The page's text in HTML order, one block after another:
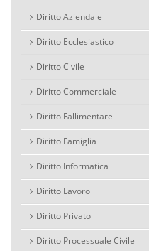
Diritto Aziendale
Diritto Ecclesiastico
Diritto Civile
Diritto Commerciale
Diritto Fallimentare
Diritto Famiglia
Diritto Informatica
Diritto Lavoro
Diritto Privato
Diritto Processuale Civile